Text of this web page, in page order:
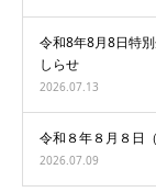
令和8年8月8日特
しらせ
2026.07.13
令和８年８月８日
2026.07.09